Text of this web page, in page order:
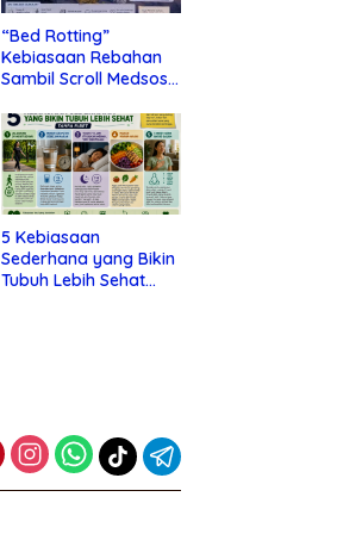
“Bed Rotting”
Kebiasaan Rebahan
Sambil Scroll Medsos
Depresi
5 Kebiasaan
Sederhana yang Bikin
Tubuh Lebih Sehat